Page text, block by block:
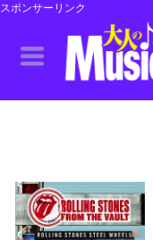
スポンサーリンク